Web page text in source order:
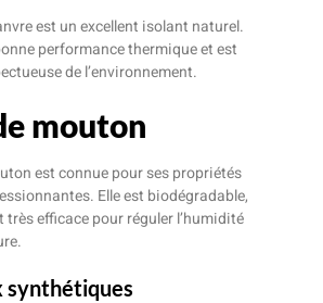
est un excellent isolant naturel.
performance thermique et est
de l’environnement.
mouton
est connue pour ses propriétés
Elle est biodégradable,
très efficace pour réguler l’humidité
synthétiques